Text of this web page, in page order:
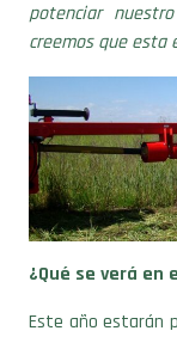
potenciar
creemos que esta
¿Qué se verá en
Este año estarán